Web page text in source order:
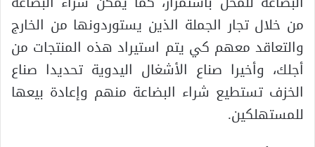
من خلال تجار الجملة الذين يستوردونها من الخارج
والتعاقد معهم كي يتم استيراد هذه المنتجات من
أجلك، وأخيرا صناع الأشغال اليدوية تحديدا صناع
الخزف تستطيع شراء البضاعة منهم وإعادة بيعها
للمستهلكين.